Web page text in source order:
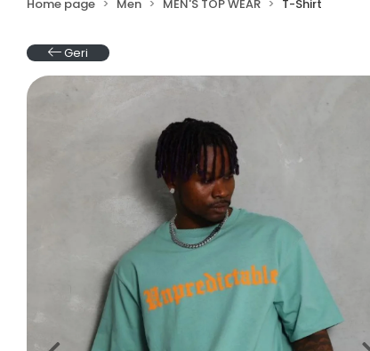
Home page Men MEN'S TOP WEAR T-Shirt
Geri